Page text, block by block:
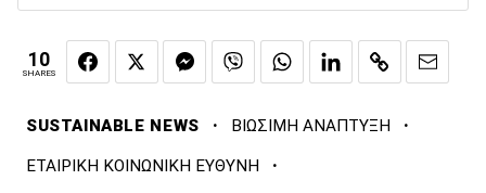
10
SHARES
SUSTAINABLE NEWS · ΒΙΩΣΙΜΗ ΑΝΑΠΤΥΞΗ ·
ΕΤΑΙΡΙΚΗ ΚΟΙΝΩΝΙΚΗ ΕΥΘΥΝΗ ·